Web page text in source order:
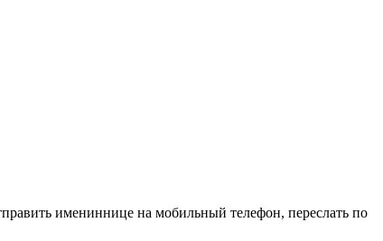
имениннице на мобильный телефон, переслать по